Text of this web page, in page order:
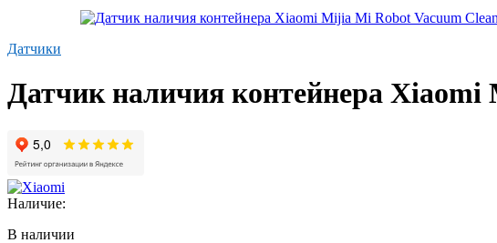
Датчики
Датчик наличия контейнера
Наличие:
В наличии